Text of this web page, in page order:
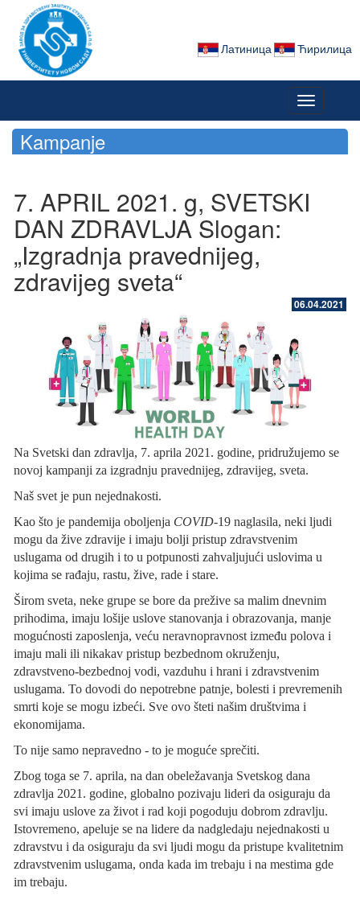
Toggle
navigation
Ћирилица
Латиница
Kampanje
7. APRIL 2021. g, SVETSKI
DAN ZDRAVLJA Slogan:
„Izgradnja pravednijeg,
zdravijeg sveta“
06.04.2021
Na Svetski dan zdravlja, 7. aprila 2021. godine, pridružujemo se
novoj kampanji za izgradnju pravednijeg, zdravijeg, sveta.
Naš svet je pun nejednakosti.
Kao što je pandemija oboljenja COVID-19 naglasila, neki ljudi
mogu da žive zdravije i imaju bolji pristup zdravstvenim
uslugama od drugih i to u potpunosti zahvaljujući uslovima u
kojima se rađaju, rastu, žive, rade i stare.
Širom sveta, neke grupe se bore da prežive sa malim dnevnim
prihodima, imaju lošije uslove stanovanja i obrazovanja, manje
mogućnosti zaposlenja, veću neravnopravnost između polova i
imaju mali ili nikakav pristup bezbednom okruženju,
zdravstveno-bezbednoj vodi, vazduhu i hrani i zdravstvenim
uslugama. To dovodi do nepotrebne patnje, bolesti i prevremenih
smrti koje se mogu izbeći. Sve ovo šteti našim društvima i
ekonomijama.
To nije samo nepravedno - to je moguće sprečiti.
Zbog toga se 7. aprila, na dan obeležavanja Svetskog dana
zdravlja 2021. godine, globalno pozivaju lideri da osiguraju da
svi imaju uslove za život i rad koji pogoduju dobrom zdravlju.
Istovremeno, apeluje se na lidere da nadgledaju nejednakosti u
zdravstvu i da osiguraju da svi ljudi mogu da pristupe kvalitetnim
zdravstvenim uslugama, onda kada im trebaju i na mestima gde
im trebaju.